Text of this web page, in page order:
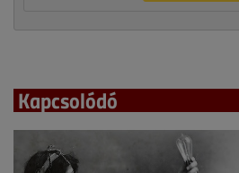
Kapcsolódó